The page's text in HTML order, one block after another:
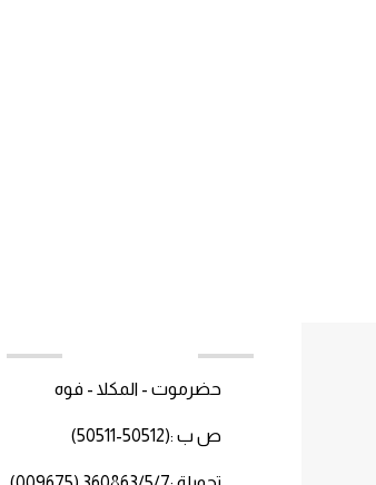
حضرموت - المكلا - فوه
ص ب :(50512-50511)